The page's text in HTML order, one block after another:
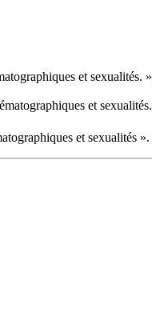
et sexualités. »
et sexualités.
et sexualités ».